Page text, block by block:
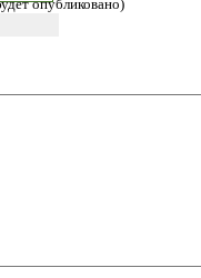
опубликовано)